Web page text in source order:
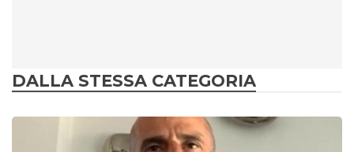
DALLA STESSA CATEGORIA